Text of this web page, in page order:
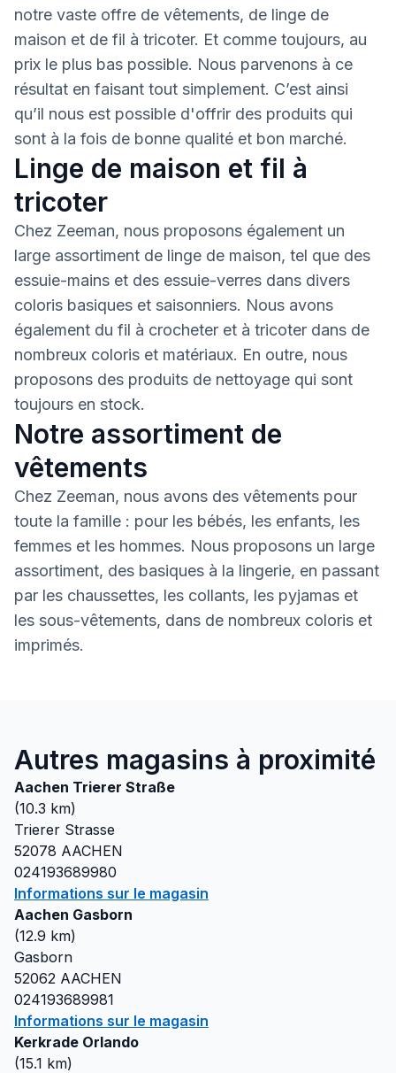
notre vaste offre de vêtements, de linge de
maison et de fil à tricoter. Et comme toujours, au
prix le plus bas possible. Nous parvenons à ce
résultat en faisant tout simplement. C’est ainsi
qu’il nous est possible d'offrir des produits qui
sont à la fois de bonne qualité et bon marché.
Linge de maison et fil à
tricoter
Chez Zeeman, nous proposons également un
large assortiment de linge de maison, tel que des
essuie-mains et des essuie-verres dans divers
coloris basiques et saisonniers. Nous avons
également du fil à crocheter et à tricoter dans de
nombreux coloris et matériaux. En outre, nous
proposons des produits de nettoyage qui sont
toujours en stock.
Notre assortiment de
vêtements
Chez Zeeman, nous avons des vêtements pour
toute la famille : pour les bébés, les enfants, les
femmes et les hommes. Nous proposons un large
assortiment, des basiques à la lingerie, en passant
par les chaussettes, les collants, les pyjamas et
les sous-vêtements, dans de nombreux coloris et
imprimés.
Autres magasins à proximité
Aachen Trierer Straße
(10.3 km)
Trierer Strasse
52078 AACHEN
024193689980
Informations sur le magasin
Aachen Gasborn
(12.9 km)
Gasborn
52062 AACHEN
024193689981
Informations sur le magasin
Kerkrade Orlando
(15.1 km)